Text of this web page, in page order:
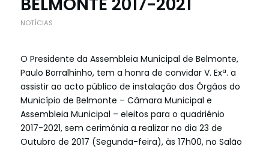
NOTÍCIAS
O Presidente da Assembleia Municipal de Belmonte,
Paulo Borralhinho, tem a honra de convidar V. Exª. a
assistir ao acto público de instalação dos Órgãos do
Município de Belmonte – Câmara Municipal e
Assembleia Municipal – eleitos para o quadriénio
2017-2021, sem cerimónia a realizar no dia 23 de
Outubro de 2017 (Segunda-feira), às 17h00, no Salão